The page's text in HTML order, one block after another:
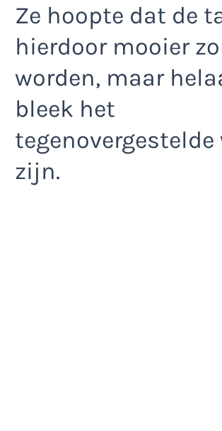
Ze hoopte dat de
hierdoor mooier
worden, maar
bleek het
tegenovergestelde
zijn.